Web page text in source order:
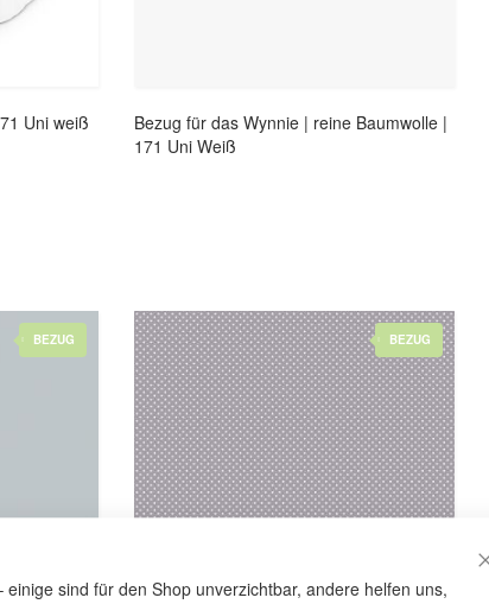
sind für den Shop unverzichtbar, andere helfen uns,
Uni weiß
Bezug für das Wynnie | reine Baumwolle |
171 Uni Weiß
BEZUG BEZUG